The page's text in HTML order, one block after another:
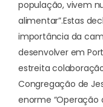
população, vivem
alimentar”.Estas
importância da
desenvolver em
estreita
Congregação de
enorme “Operação